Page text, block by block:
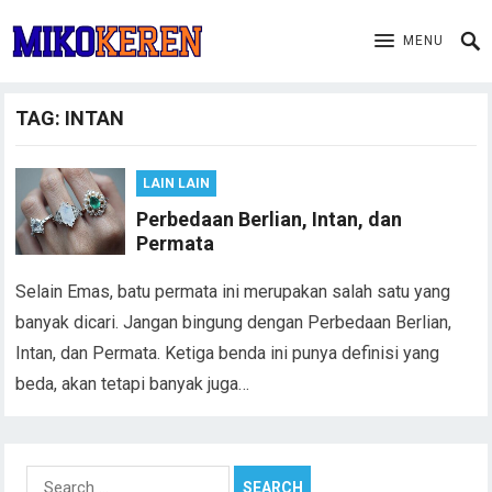
MENU
TAG: INTAN
LAIN LAIN
Perbedaan Berlian, Intan, dan
Permata
Selain Emas, batu permata ini merupakan salah satu yang
banyak dicari. Jangan bingung dengan Perbedaan Berlian,
Intan, dan Permata. Ketiga benda ini punya definisi yang
beda, akan tetapi banyak juga…
Search